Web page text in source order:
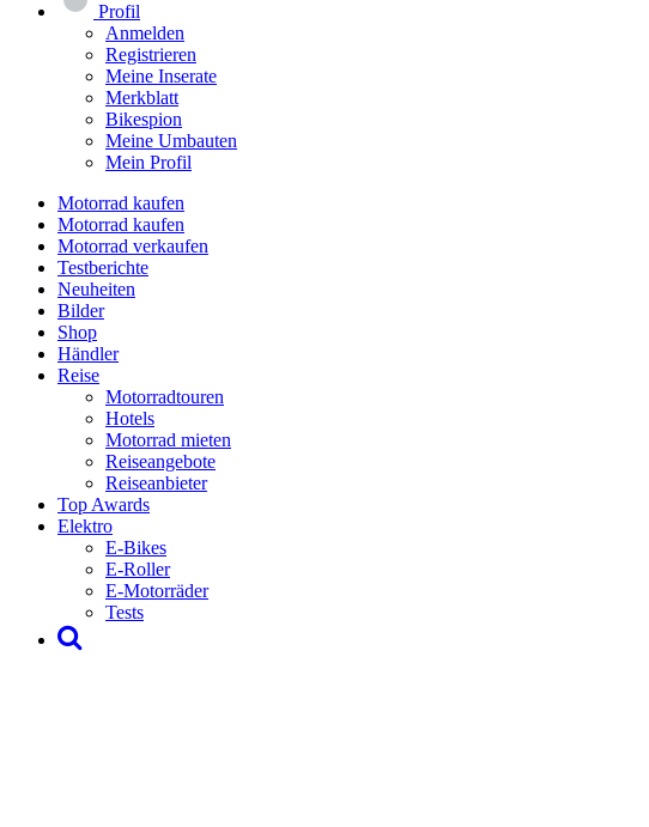
Profil
Anmelden
Registrieren
Meine Inserate
Merkblatt
Bikespion
Meine Umbauten
Mein Profil
Motorrad kaufen
Motorrad kaufen
Motorrad verkaufen
Testberichte
Neuheiten
Bilder
Shop
Händler
Reise
Motorradtouren
Hotels
Motorrad mieten
Reiseangebote
Reiseanbieter
Top Awards
Elektro
E-Bikes
E-Roller
E-Motorräder
Tests